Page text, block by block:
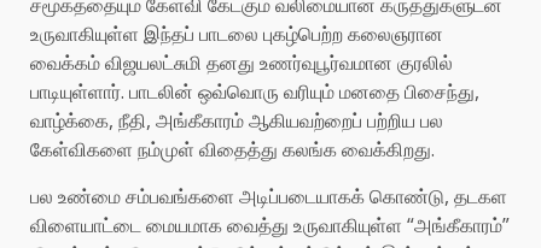
உருவாகியுள்ள இந்தப் பாடலை புகழ்பெற்ற கலைஞரான
வைக்கம் விஜயலட்சுமி தனது உணர்வுபூர்வமான குரலில்
பாடியுள்ளார். பாடலின் ஒவ்வொரு வரியும் மனதை பிசைந்து,
வாழ்க்கை, நீதி, அங்கீகாரம் ஆகியவற்றைப் பற்றிய பல
கேள்விகளை நம்முள் விதைத்து கலங்க வைக்கிறது.
பல உண்மை சம்பவங்களை அடிப்படையாகக் கொண்டு, தடகள
விளையாட்டை மையமாக வைத்து உருவாகியுள்ள “அங்கீகாரம்”